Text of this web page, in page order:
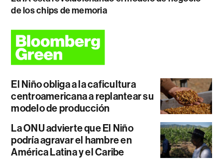
de los chips de memoria
El Niño obliga a la caficultura
centroamericana a replantear su
modelo de producción
La ONU advierte que El Niño
podría agravar el hambre en
América Latina y el Caribe